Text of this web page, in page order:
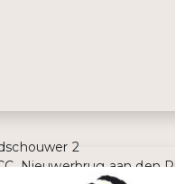
2
Nieuwerbrug aan den